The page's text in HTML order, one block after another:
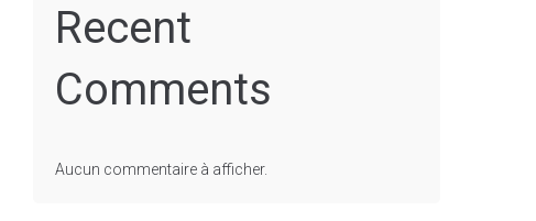
Recent
Comments
Aucun commentaire à afficher.